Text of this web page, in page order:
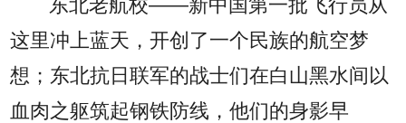
东北老航校——新中国第一批飞行员从
这里冲上蓝天，开创了一个民族的航空梦
想；东北抗日联军的战士们在白山黑水间以
血肉之躯筑起钢铁防线，他们的身影早